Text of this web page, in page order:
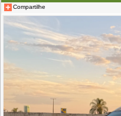
Compartilhe